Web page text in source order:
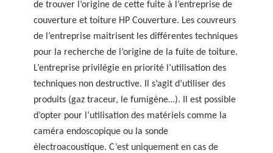
de trouver l’origine de cette fuite à l’entreprise de
couverture et toiture HP Couverture. Les couvreurs
de l’entreprise maitrisent les différentes techniques
pour la recherche de l’origine de la fuite de toiture.
L’entreprise privilégie en priorité l’utilisation des
techniques non destructive. Il s’agit d’utiliser des
produits (gaz traceur, le fumigène…). Il est possible
d’opter pour l‘utilisation des matériels comme la
caméra endoscopique ou la sonde
électroacoustique. C’est uniquement en cas de